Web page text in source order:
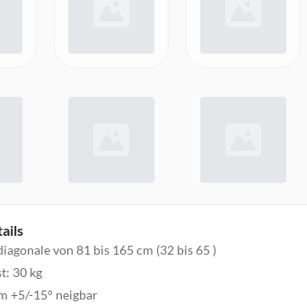
von 81 bis 165 cm (32 bis 65 )
30 kg
+5/-15° neigbar